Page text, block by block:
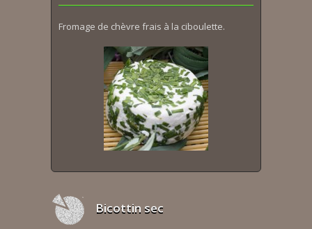
Fromage de chèvre frais à la ciboulette.
Bicottin sec